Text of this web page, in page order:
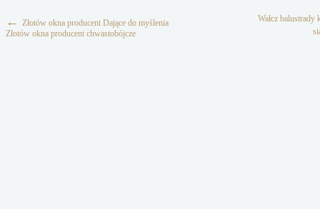
← Złotów okna producent Dające do myślenia
Złotów okna producent chwastobójcze
Wałcz